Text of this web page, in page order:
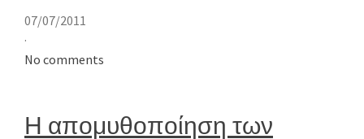
07/07/2011
·
No comments
Η απομυθοποίηση των